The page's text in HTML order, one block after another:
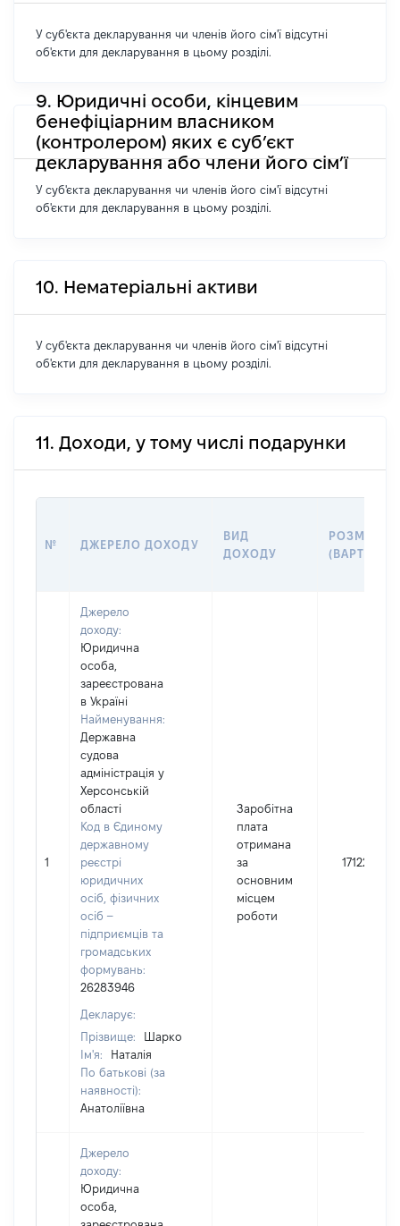
У суб'єкта декларування чи членів його сім'ї відсутні
об'єкти для декларування в цьому розділі.
9. Юридичні особи, кінцевим
бенефіціарним власником
(контролером) яких є суб’єкт
декларування або члени його сім’ї
У суб'єкта декларування чи членів його сім'ї відсутні
об'єкти для декларування в цьому розділі.
10. Нематеріальні активи
У суб'єкта декларування чи членів його сім'ї відсутні
об'єкти для декларування в цьому розділі.
11. Доходи, у тому числі подарунки
№ ДЖЕРЕЛО ДОХОДУ
ВИД
ДОХОДУ
РОЗМІР
(ВАРТІСТЬ)
1
Джерело
доходу:
Юридична
особа,
зареєстрована
в Україні
Найменування:
Державна
судова
адміністрація у
Херсонській
області
Код в Єдиному
державному
реєстрі
юридичних
осіб, фізичних
осіб –
підприємців та
громадських
формувань:
26283946
Декларує:
Прізвище:
Шарко
Ім'я:
Наталія
По батькові (за
наявності):
Анатоліївна
Заробітна
плата
отримана
за
основним
місцем
роботи
171228
Джерело
доходу:
Юридична
особа,